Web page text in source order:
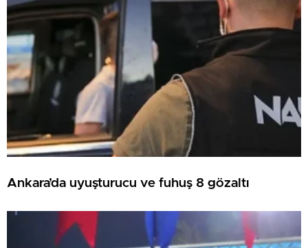
Ankara’da uyuşturucu ve fuhuş 8 gözaltı